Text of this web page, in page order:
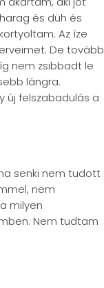
és düh és
Az íze
De tovább
nem zsibbadt le
lángra.
új felszabadulás a
senki nem tudott
nem
milyen
Nem tudtam